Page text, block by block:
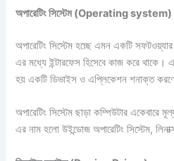
অপারেটিং সিস্টেম (Operating system)
অপারেটিং সিস্টেম হচ্ছে এমন একটি
এর মধ্যে ইন্টারফেস হিসেবে কাজ করে থাকে।
হয় একটি ডিভাইস ও এপ্লিকেশন শনাক্ত
অপারেটিং সিস্টেম ছাড়া কম্পিউটার একেবারে
এর নাম হলো উইন্ডোজ অপারেটিং সিস্টেম,